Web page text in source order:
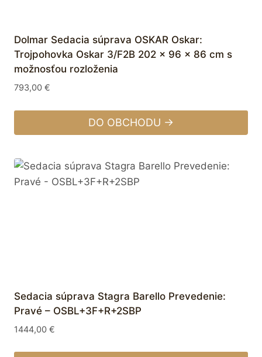
Dolmar Sedacia súprava OSKAR Oskar:
Trojpohovka Oskar 3/F2B 202 x 96 x 86 cm s
možnosťou rozloženia
793,00 €
DO OBCHODU →
Sedacia súprava Stagra Barello Prevedenie:
Pravé – OSBL+3F+R+2SBP
1444,00 €